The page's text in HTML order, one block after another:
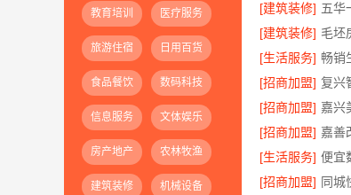
教育培训 医疗服务
旅游住宿 日用百货
食品餐饮 数码科技
信息服务 文体娱乐
房产地产 农林牧渔
建筑装修 机械设备
[建筑装修]
[建筑装修]
[生活服务]
[招商加盟]
[招商加盟]
[招商加盟]
[生活服务]
[招商加盟]